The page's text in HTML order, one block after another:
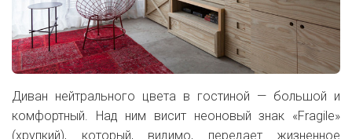
Диван нейтрального цвета в гостиной — большой и
комфортный. Над ним висит неоновый знак «Fragile»
(хрупкий), который, видимо, передает жизненное